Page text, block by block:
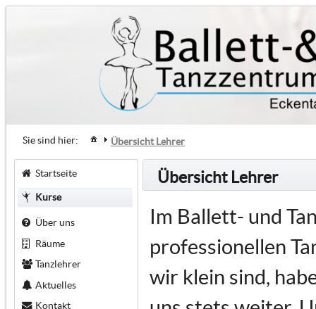
Sie sind hier: Übersicht Lehrer
Startseite
Kurse
Über uns
Räume
Tanzlehrer
Aktuelles
Kontakt
Übersicht Lehrer
Im Ballett- und
professionellen
wir klein sind,